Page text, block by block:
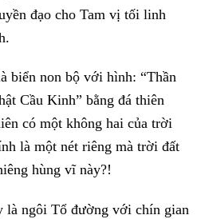
đạo cho Tam vị tối linh
biển non bộ với hình: “Thần
Cầu Kinh” bằng đá thiên
có một không hai của trời
là một nét riêng mà trời đất
hùng vĩ này?!
là ngôi Tổ đường với chín gian